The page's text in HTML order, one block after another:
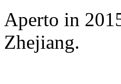
Aperto in
Zhejiang.